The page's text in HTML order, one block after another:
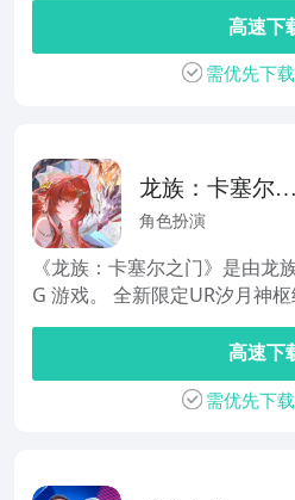
高速下
需优先下
龙族：卡塞尔之
门
角色扮演
《龙族：卡塞尔之门》是由龙
G 游戏。 全新限定UR汐月神枢
高速下
需优先下